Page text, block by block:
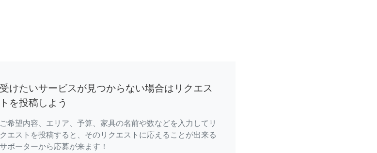
受けたいサービスが見つからない場合はリクエス
トを投稿しよう
ご希望内容、エリア、予算、家具の名前や数などを入力してリ
クエストを投稿すると、そのリクエストに応えることが出来る
サポーターから応募が来ます！